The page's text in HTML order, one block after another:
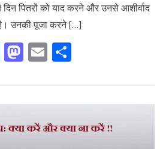
पितरों को याद करने और उनसे आशीर्वाद
उनकी पूजा करने […]
Facebook
Mastodon
Email